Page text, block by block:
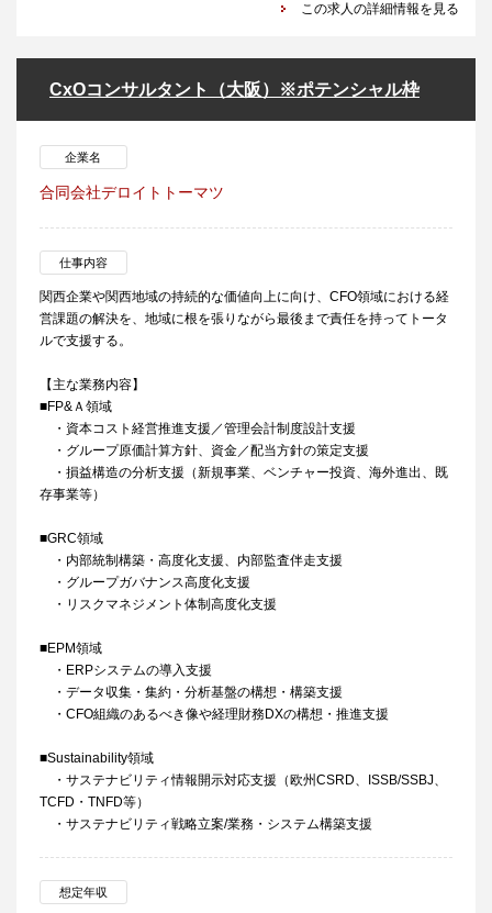
この求人の詳細情報を見る
CxOコンサルタント（大阪）※ポテンシャル枠
企業名
合同会社デロイトトーマツ
仕事内容
関西企業や関西地域の持続的な価値向上に向け、CFO領域における経
営課題の解決を、地域に根を張りながら最後まで責任を持ってトータ
ルで支援する。
【主な業務内容】
■FP&Ａ領域
・資本コスト経営推進支援／管理会計制度設計支援
・グループ原価計算方針、資金／配当方針の策定支援
・損益構造の分析支援（新規事業、ベンチャー投資、海外進出、既
存事業等）
■GRC領域
・内部統制構築・高度化支援、内部監査伴走支援
・グループガバナンス高度化支援
・リスクマネジメント体制高度化支援
■EPM領域
・ERPシステムの導入支援
・データ収集・集約・分析基盤の構想・構築支援
・CFO組織のあるべき像や経理財務DXの構想・推進支援
■Sustainability領域
・サステナビリティ情報開示対応支援（欧州CSRD、ISSB/SSBJ、
TCFD・TNFD等）
・サステナビリティ戦略立案/業務・システム構築支援
想定年収